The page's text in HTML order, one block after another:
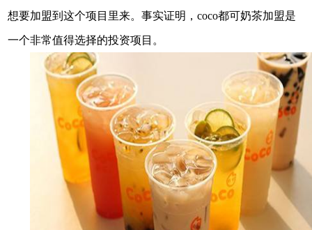
想要加盟到这个项目里来。事实证明，coco都可奶茶加盟是
一个非常值得选择的投资项目。